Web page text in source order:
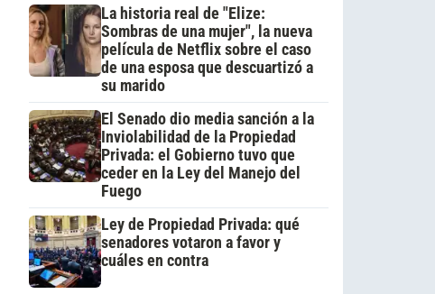
La historia real de "Elize:
Sombras de una mujer", la nueva
película de Netflix sobre el caso
de una esposa que descuartizó a
su marido
El Senado dio media sanción a la
Inviolabilidad de la Propiedad
Privada: el Gobierno tuvo que
ceder en la Ley del Manejo del
Fuego
Ley de Propiedad Privada: qué
senadores votaron a favor y
cuáles en contra